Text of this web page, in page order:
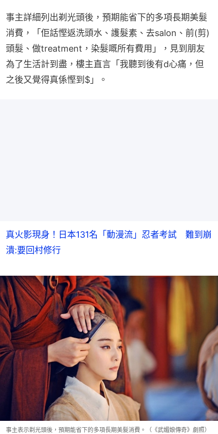
事主詳細列出剃光頭後，預期能省下的多項長期美髮
消費，「佢話慳返洗頭水、護髮素、去salon、前(剪)
頭髮、做treatment，染髮嘅所有費用」，見到朋友
為了生活計到盡，樓主直言「我聽到後有d心痛，但
之後又覺得真係慳到$」。
真火影現身！日本131名「動漫流」忍者考試 難到崩
潰:要回村修行
事主表示剃光頭後，預期能省下的多項長期美髮消費。（《武媚娘傳奇》劇照）